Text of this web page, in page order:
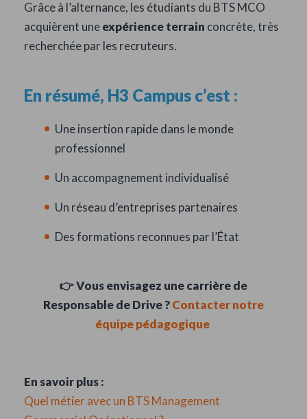
Grâce à l’alternance, les étudiants du BTS MCO
acquièrent uneexpérience terrain concrète, très
recherchée par les recruteurs.
En résumé, H3 Campus c’est :
Une insertion rapide dans le monde
professionnel
Un accompagnement individualisé
Un réseau d’entreprises partenaires
Des formations reconnues par l’État
👉 Vous envisagez une carrière de
Responsable de Drive ?Contacter notre
équipe pédagogique
En savoir plus :
Quel métier avec un BTS Management